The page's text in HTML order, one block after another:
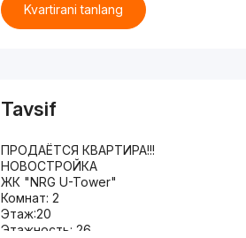
Kvartirani tanlang
Tavsif
ПРОДАЁТСЯ КВАРТИРА!!!
НОВОСТРОЙКА
ЖК "NRG U-Tower"
Комнат: 2
Этаж:20
Этажность: 26